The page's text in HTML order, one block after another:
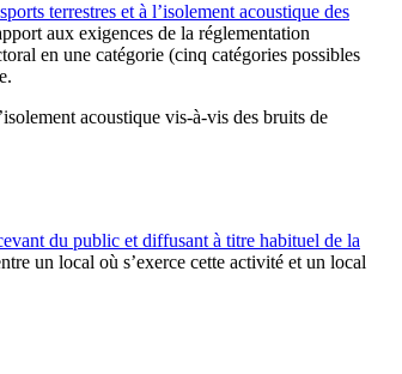
terrestres et à l’isolement acoustique des
aux exigences de la réglementation
en une catégorie (cinq catégories possibles
acoustique vis-à-vis des bruits de
du public et diffusant à titre habituel de la
un local où s’exerce cette activité et un local